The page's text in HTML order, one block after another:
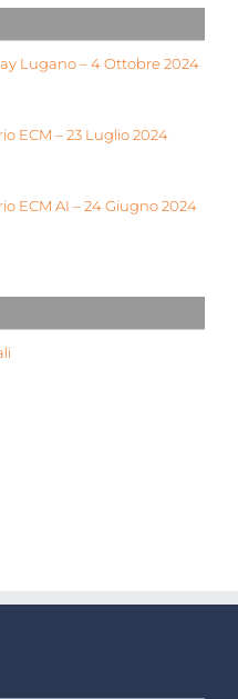
Lugano – 4 Ottobre 2024
ECM – 23 Luglio 2024
ECM AI – 24 Giugno 2024